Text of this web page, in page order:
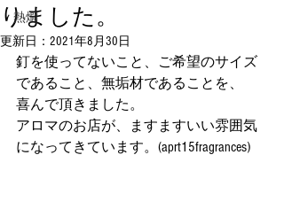
熱燗
りました。
更新日： 2021年8月30日
釘を使ってないこと、ご希望のサイズ
であること、無垢材であることを、
喜んで頂きました。
アロマのお店が、ますますいい雰囲気
になってきています。(aprt15fragrances)